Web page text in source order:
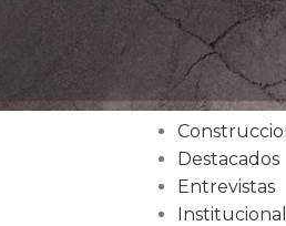
Calidad
Ceramica
Condiciones
Destacados
Entrevistas
Institucional